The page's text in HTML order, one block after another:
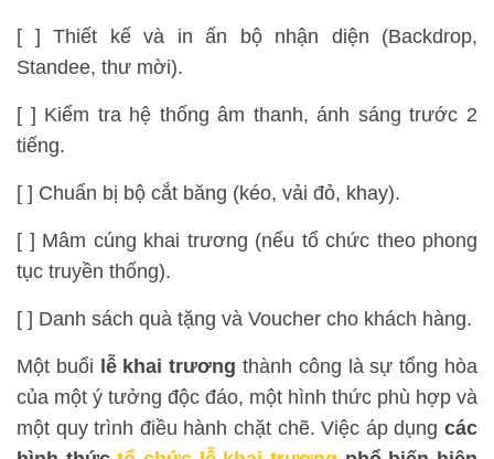
[ ] Thiết kế và in ấn bộ nhận diện (Backdrop,
Standee, thư mời).
[ ] Kiểm tra hệ thống âm thanh, ánh sáng trước 2
tiếng.
[ ] Chuẩn bị bộ cắt băng (kéo, vải đỏ, khay).
[ ] Mâm cúng khai trương (nếu tổ chức theo phong
tục truyền thống).
[ ] Danh sách quà tặng và Voucher cho khách hàng.
Một buổi lễ khai trương thành công là sự tổng hòa
của một ý tưởng độc đáo, một hình thức phù hợp và
một quy trình điều hành chặt chẽ. Việc áp dụng các